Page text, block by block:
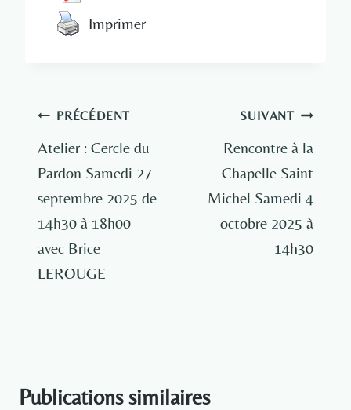
Imprimer
Navigation
de
l’article
PRÉCÉDENT
Atelier : Cercle du
Pardon Samedi 27
septembre 2025 de
14h30 à 18h00
avec Brice
LEROUGE
SUIVANT
Rencontre à la
Chapelle Saint
Michel Samedi 4
octobre 2025 à
14h30
Publications similaires